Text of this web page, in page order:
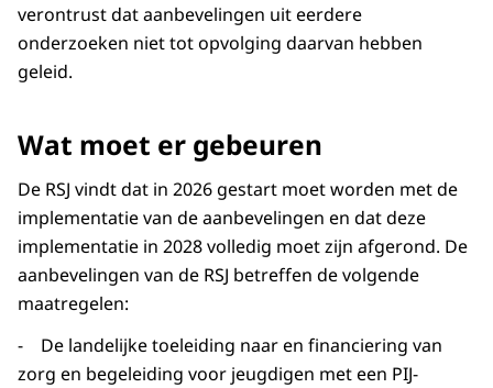
verontrust dat aanbevelingen uit eerdere
onderzoeken niet tot opvolging daarvan hebben
geleid.
Wat moet er gebeuren
De RSJ vindt dat in 2026 gestart moet worden met de
implementatie van de aanbevelingen en dat deze
implementatie in 2028 volledig moet zijn afgerond. De
aanbevelingen van de RSJ betreffen de volgende
maatregelen:
- De landelijke toeleiding naar en financiering van
zorg en begeleiding voor jeugdigen met een PIJ-